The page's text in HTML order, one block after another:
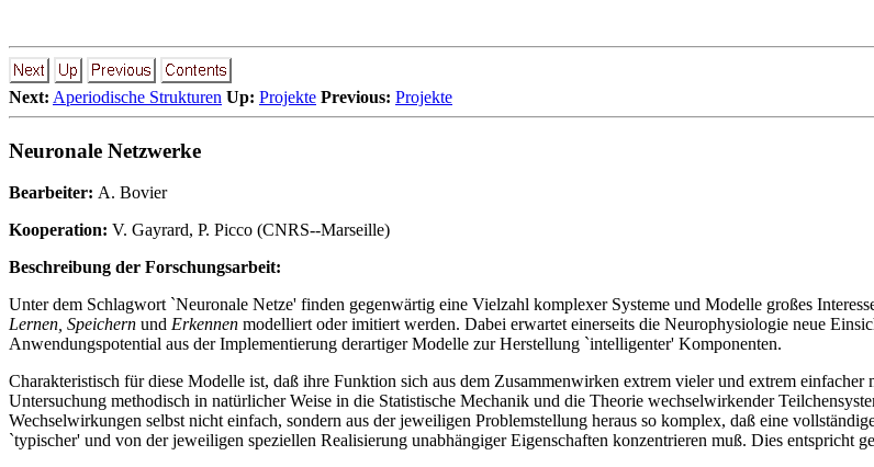
Next: Aperiodische Strukturen Up: Projekte Previous: Projekte
Neuronale Netzwerke
Bearbeiter: A. Bovier
Kooperation: V. Gayrard, P. Picco (CNRS--Marseille)
Beschreibung der Forschungsarbeit:
Unter dem Schlagwort `Neuronale Netze' finden gegenwärtig eine Vielzahl komplexer Systeme und Modelle großes
Lernen, Speichern und Erkennen modelliert oder imitiert werden. Dabei erwartet einerseits die Neurophysiologie neue
Anwendungspotential aus der Implementierung derartiger Modelle zur Herstellung `intelligenter' Komponenten.
Charakteristisch für diese Modelle ist, daß ihre Funktion sich aus dem Zusammenwirken extrem vieler und extrem
Untersuchung methodisch in natürlicher Weise in die Statistische Mechanik und die Theorie wechselwirkender
Wechselwirkungen selbst nicht einfach, sondern aus der jeweiligen Problemstellung heraus so komplex, daß eine
`typischer' und von der jeweiligen speziellen Realisierung unabhängiger Eigenschaften konzentrieren muß. Dies entspricht